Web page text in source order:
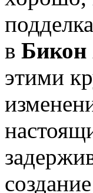
в Бикон
этими